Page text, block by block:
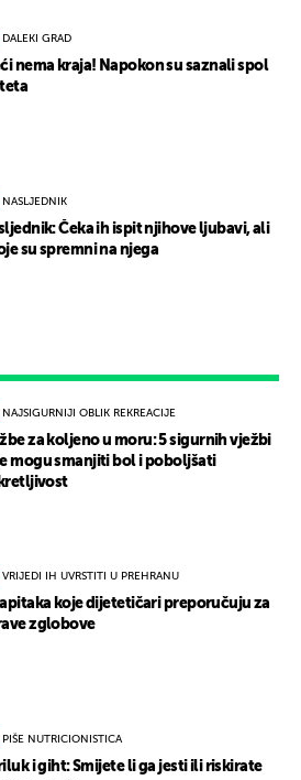
NAJSIGURNIJI OBLIK REKREACIJE
za koljeno u moru: 5 sigurnih vježbi
mogu smanjiti bol i poboljšati
VRIJEDI IH UVRSTITI U PREHRANU
koje dijetetičari preporučuju za
zglobove
PIŠE NUTRICIONISTICA
i giht: Smijete li ga jesti ili riskirate
DALEKI GRAD
nema kraja! Napokon su saznali spol
NASLJEDNIK
Čeka ih ispit njihove ljubavi, ali
su spremni na njega